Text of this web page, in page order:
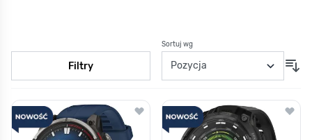
Filtry
Sortuj wg